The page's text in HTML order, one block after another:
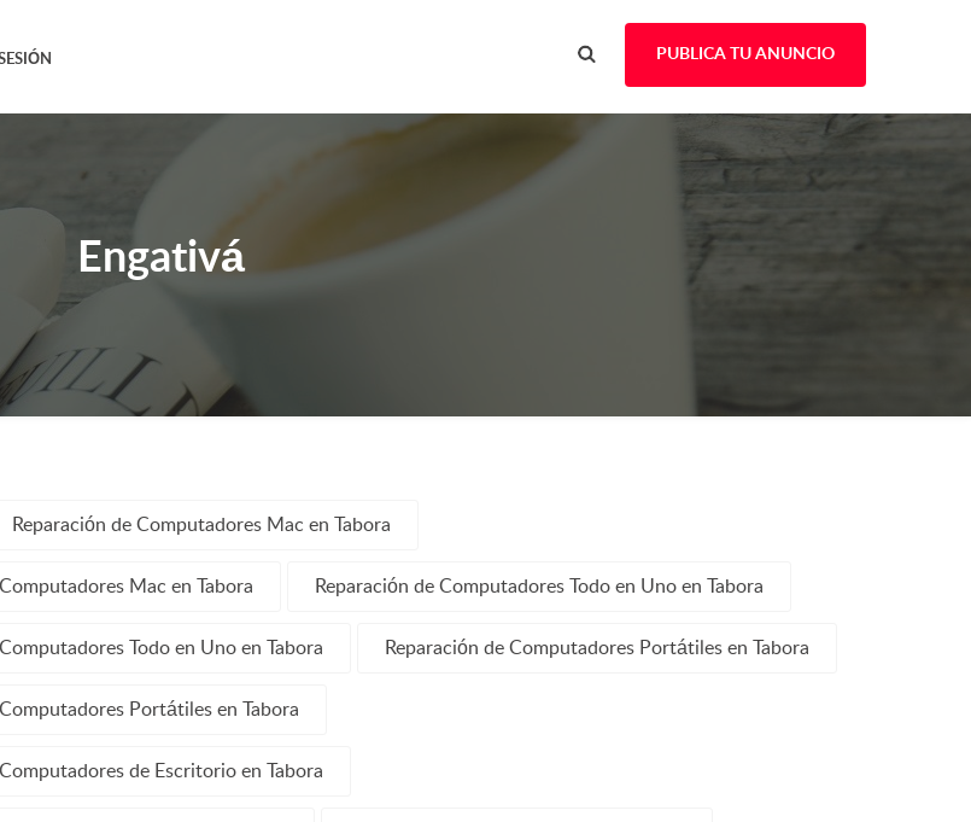
PUBLICA TU ANUNCIO
Engativá
Reparación de Computadores Mac en Tabora
Mac en Tabora Reparación de Computadores Todo en Uno en Tabora
Todo en Uno en Tabora Reparación de Computadores Portátiles en Tabora
Portátiles en Tabora
de Escritorio en Tabora